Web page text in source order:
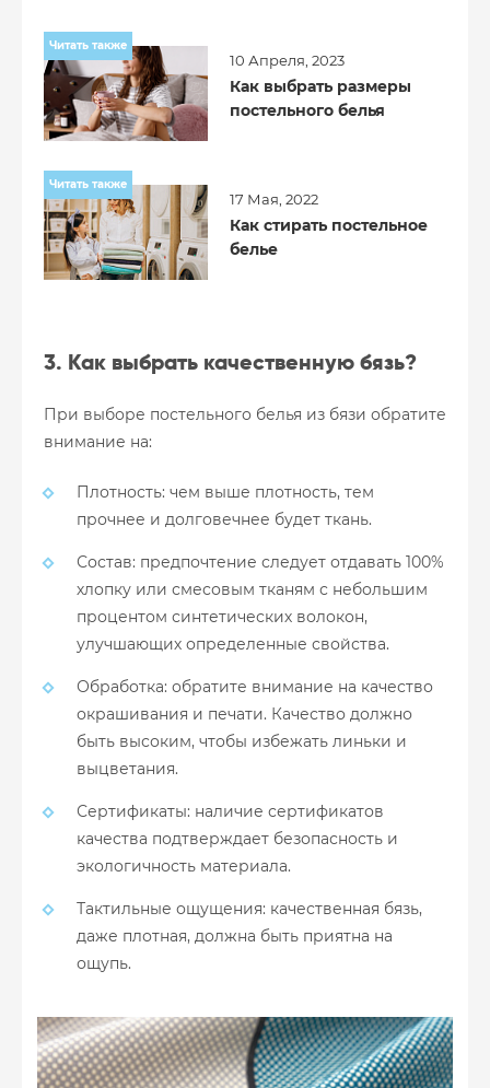
Читать также
10 Апреля, 2023
Как выбрать размеры
постельного белья
Читать также
17 Мая, 2022
Как стирать постельное
белье
3. Как выбрать качественную бязь?
При выборе постельного белья из бязи обратите
внимание на:
Плотность: чем выше плотность, тем
прочнее и долговечнее будет ткань.
Состав: предпочтение следует отдавать 100%
хлопку или смесовым тканям с небольшим
процентом синтетических волокон,
улучшающих определенные свойства.
Обработка: обратите внимание на качество
окрашивания и печати. Качество должно
быть высоким, чтобы избежать линьки и
выцветания.
Сертификаты: наличие сертификатов
качества подтверждает безопасность и
экологичность материала.
Тактильные ощущения: качественная бязь,
даже плотная, должна быть приятна на
ощупь.